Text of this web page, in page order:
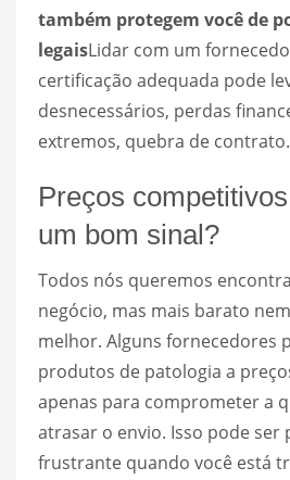
também protegem você de
legaisLidar com um
certificação adequada pode
desnecessários, perdas
extremos, quebra de contrato.
Preços
um bom sinal?
Todos nós queremos
negócio, mas mais barato
melhor. Alguns fornecedores
produtos de patologia a
apenas para comprometer a
atrasar o envio. Isso pode
frustrante quando você está